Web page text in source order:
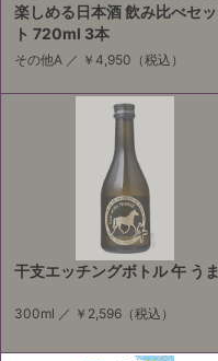
楽しめる日本酒 飲み比べセッ
ト 720ml 3本
その他A ／ ￥4,950 （税込）
干支エッチングボトル 午 うま
300ml ／ ￥2,596 （税込）